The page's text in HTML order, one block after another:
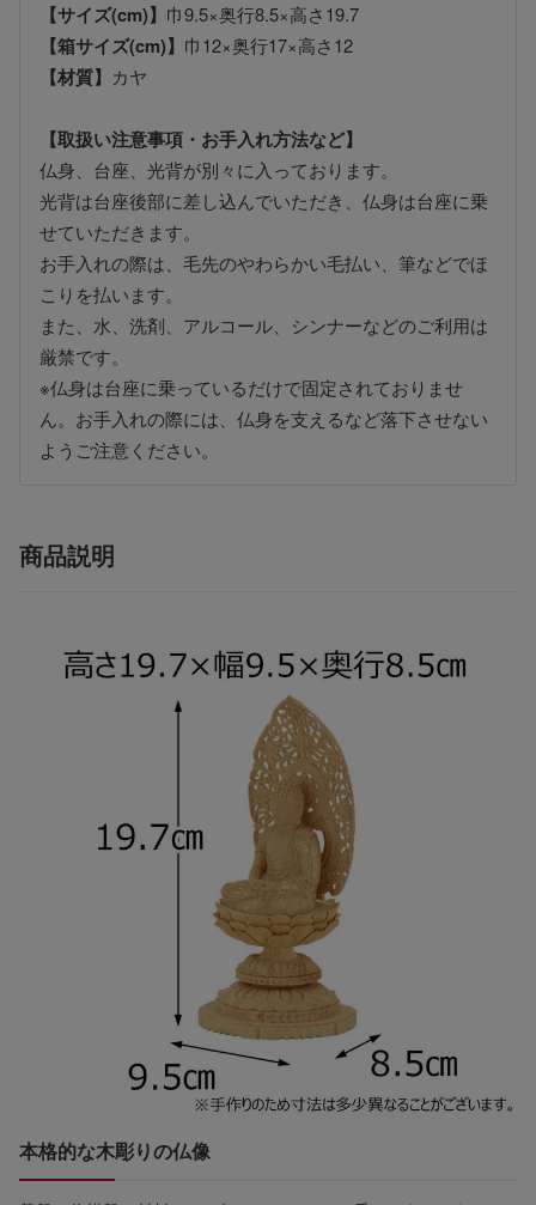
【サイズ(cm)】 巾9.5×奥行8.5×高さ19.7
【箱サイズ(cm)】 巾12×奥行17×高さ12
【材質】 カヤ
【取扱い注意事項・お手入れ方法など】
仏身、台座、光背が別々に入っております。
光背は台座後部に差し込んでいただき、仏身は台座に乗
せていただきます。
お手入れの際は、毛先のやわらかい毛払い、筆などでほ
こりを払います。
また、水、洗剤、アルコール、シンナーなどのご利用は
厳禁です。
※仏身は台座に乗っているだけで固定されておりませ
ん。お手入れの際には、仏身を支えるなど落下させない
ようご注意ください。
商品説明
本格的な木彫りの仏像